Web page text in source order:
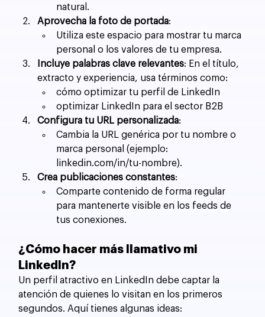
natural.
Aprovecha la foto de portada:
Utiliza este espacio para mostrar tu marca
personal o los valores de tu empresa.
Incluye palabras clave relevantes: En el título,
extracto y experiencia, usa términos como:
cómo optimizar tu perfil de LinkedIn
optimizar LinkedIn para el sector B2B
Configura tu URL personalizada:
Cambia la URL genérica por tu nombre o
marca personal (ejemplo:
linkedin.com/in/tu-nombre).
Crea publicaciones constantes:
Comparte contenido de forma regular
para mantenerte visible en los feeds de
tus conexiones.
¿Cómo hacer más llamativo mi
LinkedIn?
Un perfil atractivo en LinkedIn debe captar la
atención de quienes lo visitan en los primeros
segundos. Aquí tienes algunas ideas: